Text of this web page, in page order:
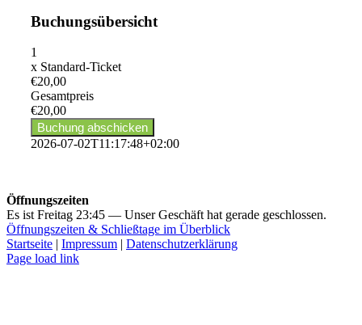
Buchungsübersicht
1
x Standard-Ticket
€20,00
Gesamtpreis
€20,00
2026-07-02T11:17:48+02:00
Öffnungszeiten
Es ist Freitag 23:45 — Unser Geschäft hat gerade geschlossen.
Öffnungszeiten & Schließtage im Überblick
Startseite | Impressum | Datenschutzerklärung
Page load link